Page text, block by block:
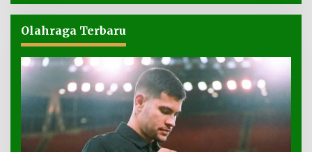
Olahraga Terbaru